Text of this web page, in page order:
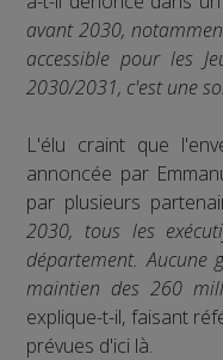
avant 2030,
accessible pour les
2030/2031, c'est une
L'élu craint que
annoncée par
par plusieurs
2030, tous les
département. Aucune
maintien des 260
explique-t-il, faisant
prévues d'ici là.